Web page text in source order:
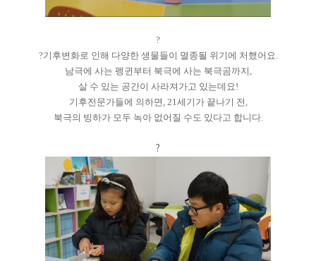
?
?기후변화로 인해 다양한 생물들이 멸종될 위기에 처했어요.
남극에 사는 펭귄부터 북극에 사는 북극곰까지,
살 수 있는 공간이 사라져가고 있는데요!
기후전문가들에 의하면, 21세기가 끝나기 전,
북극의 빙하가 모두 녹아 없어질 수도 있다고 합니다.
?